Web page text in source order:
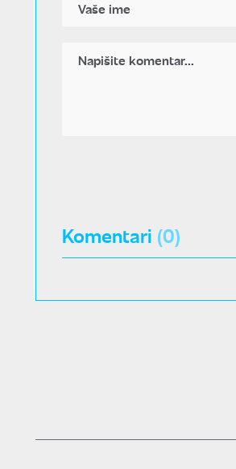
Komentari (0)